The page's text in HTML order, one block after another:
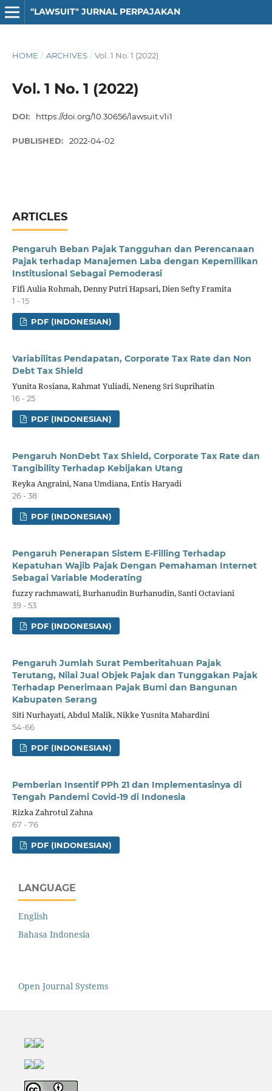
"LAWSUIT" JURNAL PERPAJAKAN
HOME / ARCHIVES / Vol. 1 No. 1 (2022)
Vol. 1 No. 1 (2022)
DOI: https://doi.org/10.30656/lawsuit.v1i1
PUBLISHED: 2022-04-02
ARTICLES
Pengaruh Beban Pajak Tangguhan dan Perencanaan
Pajak terhadap Manajemen Laba dengan Kepemilikan
Institusional Sebagai Pemoderasi
Fifi Aulia Rohmah, Denny Putri Hapsari, Dien Sefty Framita
1 - 15
PDF (INDONESIAN)
Variabilitas Pendapatan, Corporate Tax Rate dan Non
Debt Tax Shield
Yunita Rosiana, Rahmat Yuliadi, Neneng Sri Suprihatin
16 - 25
PDF (INDONESIAN)
Pengaruh NonDebt Tax Shield, Corporate Tax Rate dan
Tangibility Terhadap Kebijakan Utang
Reyka Angraini, Nana Umdiana, Entis Haryadi
26 - 38
PDF (INDONESIAN)
Pengaruh Penerapan Sistem E-Filling Terhadap
Kepatuhan Wajib Pajak Dengan Pemahaman Internet
Sebagai Variable Moderating
fuzzy rachmawati, Burhanudin Burhanudin, Santi Octaviani
39 - 53
PDF (INDONESIAN)
Pengaruh Jumlah Surat Pemberitahuan Pajak
Terutang, Nilai Jual Objek Pajak dan Tunggakan Pajak
Terhadap Penerimaan Pajak Bumi dan Bangunan
Kabupaten Serang
Siti Nurhayati, Abdul Malik, Nikke Yusnita Mahardini
54-66
PDF (INDONESIAN)
Pemberian Insentif PPh 21 dan Implementasinya di
Tengah Pandemi Covid-19 di Indonesia
Rizka Zahrotul Zahna
67 - 76
PDF (INDONESIAN)
LANGUAGE
English
Bahasa Indonesia
Open Journal Systems